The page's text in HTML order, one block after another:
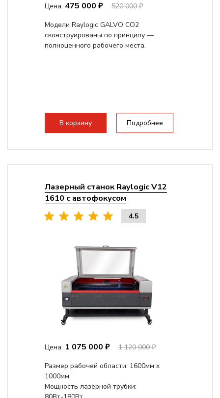
Цена: 475 000 ₽
520 000 ₽
Модели Raylogic GALVO CO2
сконструированы по принципу —
полноценного рабочего места.
В корзину Подробнее
Лазерный станок Raylogic V12
1610 с автофокусом
4.5
Цена: 1 075 000 ₽
1 120 000 ₽
Размер рабочей области: 1600мм x
1000мм
Мощность лазерной трубки: